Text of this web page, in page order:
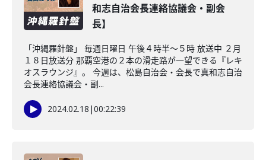
和志自治会長連絡協議会・副会
長】
「沖縄羅針盤」 毎週日曜日 午後４時半～５時 放送中 ２月
１８日放送分 那覇空港の２本の滑走路が一望できる『レキ
オスラウンジ』。 今週は、松島自治会・会長で真和志自治
会長連絡協議会・副...
2024.02.18 |00:22:39